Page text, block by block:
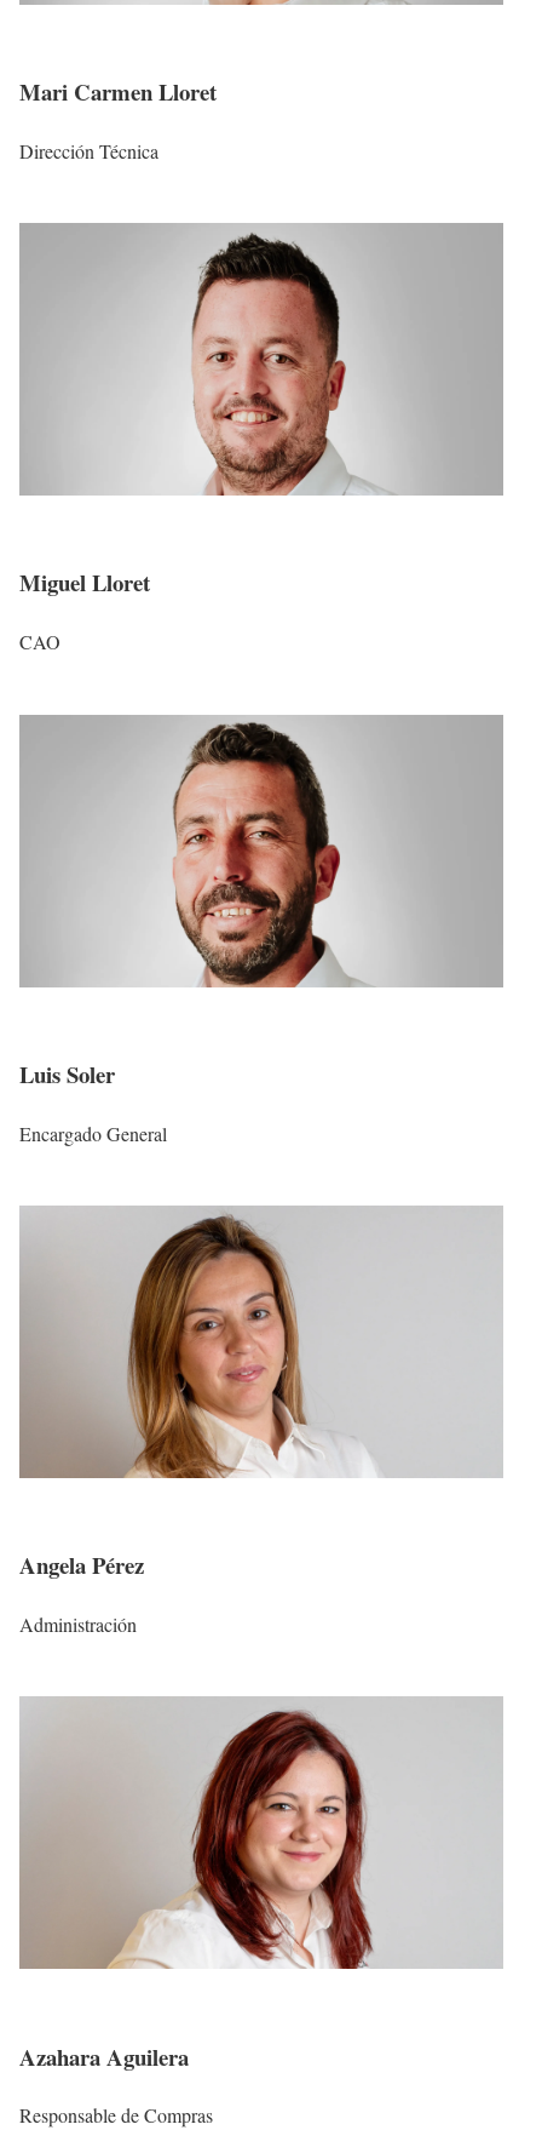
Mari Carmen Lloret
Dirección Técnica
Miguel Lloret
CAO
Luis Soler
Encargado General
Angela Pérez
Administración
Azahara Aguilera
Responsable de Compras